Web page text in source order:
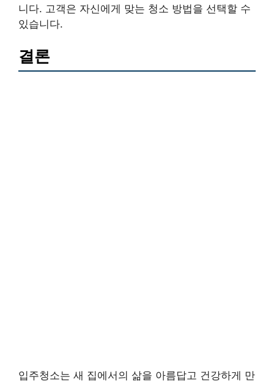
니다. 고객은 자신에게 맞는 청소 방법을 선택할 수
있습니다.
결론
입주청소는 새 집에서의 삶을 아름답고 건강하게 만